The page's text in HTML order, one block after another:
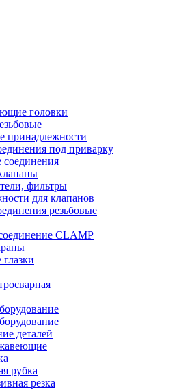
головки
принадлежности
под приварку
фильтры
для клапанов
резьбовые
CLAMP
деталей
рубка
резка